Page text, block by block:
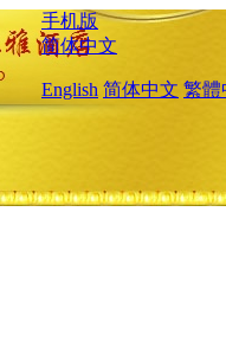
手机版
简体中文
English 简体中文 繁體